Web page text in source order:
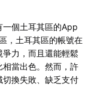
一個土耳其區的App
，土耳其區的帳號在
力，而且還能輕鬆
當出色。然而，許
換失敗、缺乏支付